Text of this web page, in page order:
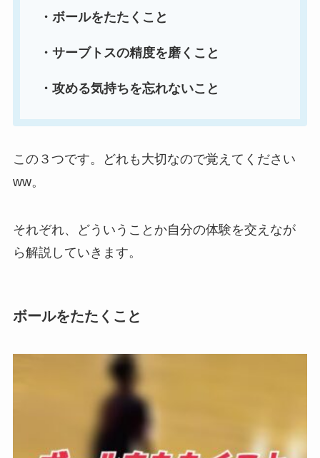
・ボールをたたくこと
・サーブトスの精度を磨くこと
・攻める気持ちを忘れないこと
この３つです。どれも大切なので覚えてください
ww。
それぞれ、どういうことか自分の体験を交えなが
ら解説していきます。
ボールをたたくこと